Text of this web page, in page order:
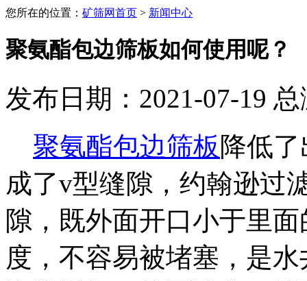
您所在的位置： 矿筛网首页 > 新闻中心
聚氨酯包边筛板如何使用呢？
发布日期：2021-07-19
聚氨酯包边筛板 降低
成了v型缝隙，约翰逊过
隙，既外面开口小于里
度，不容易被堵塞，是